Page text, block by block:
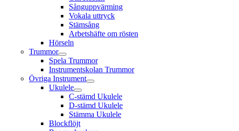
Sånguppvärming
Vokala uttryck
Stämsång
Arbetshäfte om rösten
Hörseln
Trummor
Spela Trummor
Instrumentskolan Trummor
Övriga Instrument
Ukulele
C-stämd Ukulele
D-stämd Ukulele
Stämma Ukulele
Blockflöjt